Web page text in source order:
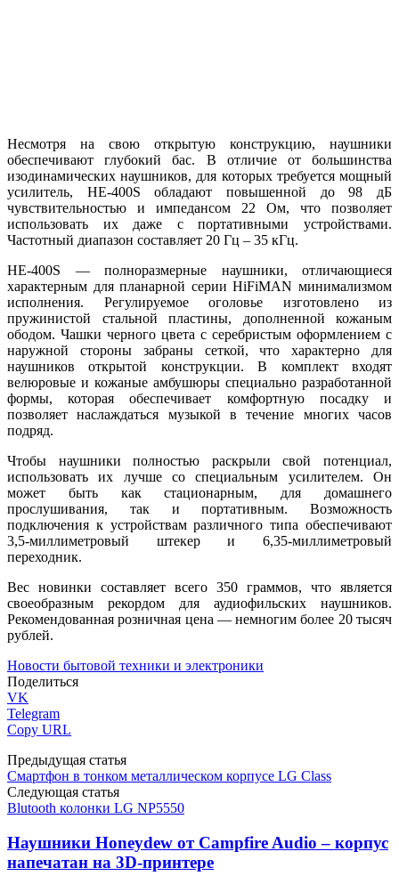
Несмотря на свою открытую конструкцию, наушники
обеспечивают глубокий бас. В отличие от большинства
изодинамических наушников, для которых требуется мощный
усилитель, HE-400S обладают повышенной до 98 дБ
чувствительностью и импедансом 22 Ом, что позволяет
использовать их даже с портативными устройствами.
Частотный диапазон составляет 20 Гц – 35 кГц.
HE-400S — полноразмерные наушники, отличающиеся
характерным для планарной серии HiFiMAN минимализмом
исполнения. Регулируемое оголовье изготовлено из
пружинистой стальной пластины, дополненной кожаным
ободом. Чашки черного цвета с серебристым оформлением с
наружной стороны забраны сеткой, что характерно для
наушников открытой конструкции. В комплект входят
велюровые и кожаные амбушюры специально разработанной
формы, которая обеспечивает комфортную посадку и
позволяет наслаждаться музыкой в течение многих часов
подряд.
Чтобы наушники полностью раскрыли свой потенциал,
использовать их лучше со специальным усилителем. Он
может быть как стационарным, для домашнего
прослушивания, так и портативным. Возможность
подключения к устройствам различного типа обеспечивают
3,5-миллиметровый штекер и 6,35-миллиметровый
переходник.
Вес новинки составляет всего 350 граммов, что является
своеобразным рекордом для аудиофильских наушников.
Рекомендованная розничная цена — немногим более 20 тысяч
рублей.
Новости бытовой техники и электроники
Поделиться
VK
Telegram
Copy URL
Предыдущая статья
Смартфон в тонком металлическом корпусе LG Class
Следующая статья
Blutooth колонки LG NP5550
Наушники Honeydew от Campfire Audio – корпус
напечатан на 3D-принтере